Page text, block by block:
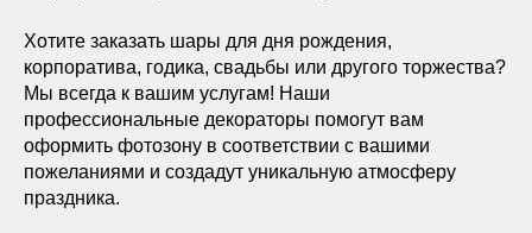
Хотите заказать шары для дня рождения,
корпоратива, годика, свадьбы или другого торжества?
Мы всегда к вашим услугам! Наши
профессиональные декораторы помогут вам
оформить фотозону в соответствии с вашими
пожеланиями и создадут уникальную атмосферу
праздника.